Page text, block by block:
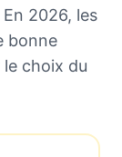
2026, les
bonne
choix du